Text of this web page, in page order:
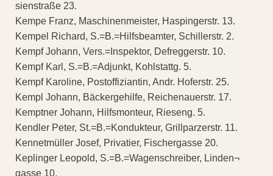
sienstraße 23.
Kempe Franz, Maschinenmeister, Haspingerstr. 13.
Kempel Richard, S.=B.=Hilfsbeamter, Schillerstr. 2.
Kempf Johann, Vers.=Inspektor, Defreggerstr. 10.
Kempf Karl, S.=B.=Adjunkt, Kohlstattg. 5.
Kempf Karoline, Postoffiziantin, Andr. Hoferstr. 25.
Kempl Johann, Bäckergehilfe, Reichenauerstr. 17.
Kemptner Johann, Hilfsmonteur, Rieseng. 5.
Kendler Peter, St.=B.=Kondukteur, Grillparzerstr. 11.
Kennetmüller Josef, Privatier, Fischergasse 20.
Keplinger Leopold, S.=B.=Wagenschreiber, Linden¬
gasse 10.